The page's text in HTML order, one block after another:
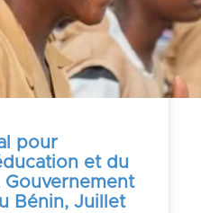
pour
et du
Bénin, Juillet